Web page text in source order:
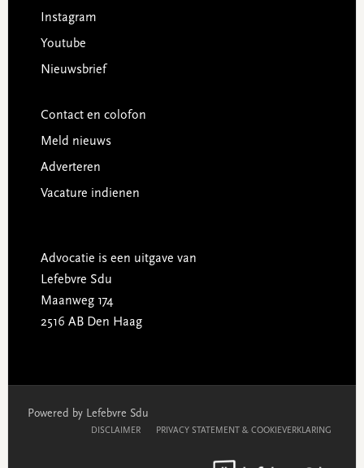
Instagram
Youtube
Nieuwsbrief
Contact en colofon
Meld nieuws
Adverteren
Vacature indienen
Advocatie is een uitgave van
Lefebvre Sdu
Maanweg 174
2516 AB Den Haag
Powered by Lefebvre Sdu
DISCLAIMER PRIVACY STATEMENT & COOKIEVERKLARING